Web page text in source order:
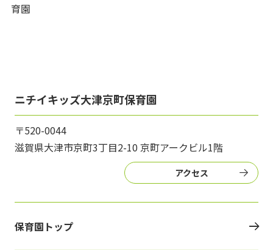
育園
ニチイキッズ大津京町保育園
〒520-0044
滋賀県大津市京町3丁目2-10 京町アークビル1階
アクセス
保育園トップ